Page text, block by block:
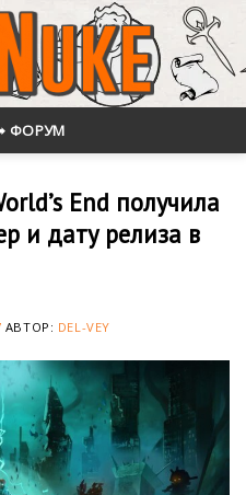
ФОРУМ
End получила
и дату релиза в
АВТОР: DEL-VEY